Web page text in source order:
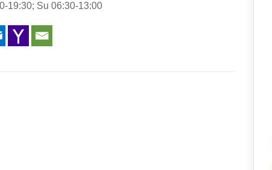
19:30; Su 06:30-13:00